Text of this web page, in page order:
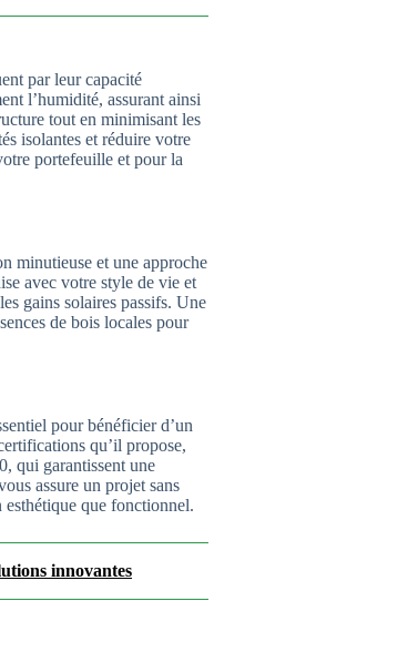
par leur capacité
l’humidité, assurant ainsi
tout en minimisant les
isolantes et réduire votre
portefeuille et pour la
minutieuse et une approche
avec votre style de vie et
gains solaires passifs. Une
de bois locales pour
pour bénéficier d’un
qu’il propose,
qui garantissent une
assure un projet sans
esthétique que fonctionnel.
innovantes